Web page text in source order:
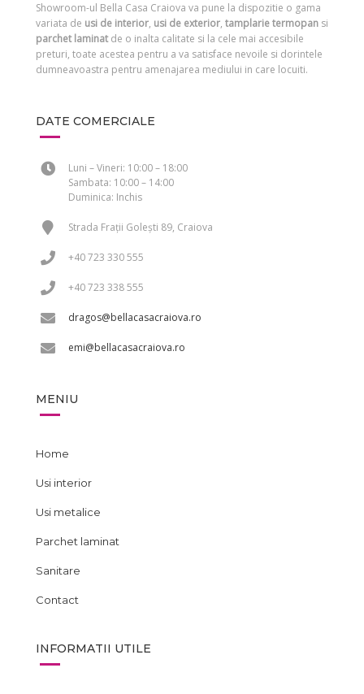
Showroom-ul Bella Casa Craiova va pune la dispozitie o gama
variata de usi de interior, usi de exterior, tamplarie termopansi
parchet laminatde o inalta calitate si la cele mai accesibile
preturi, toate acestea pentru a va satisface nevoile si dorintele
dumneavoastra pentru amenajarea mediului in care locuiti.
DATE COMERCIALE
Luni – Vineri: 10:00 – 18:00
Sambata: 10:00 – 14:00
Duminica: Inchis
Strada Frații Golești 89, Craiova
+40 723 330 555
+40 723 338 555
dragos@bellacasacraiova.ro
emi@bellacasacraiova.ro
MENIU
Home
Usi interior
Usi metalice
Parchet laminat
Sanitare
Contact
INFORMATII UTILE